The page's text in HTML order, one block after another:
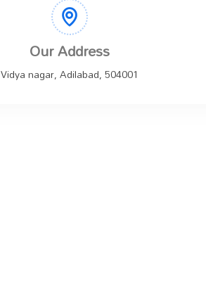
Our Address
Vidya nagar, Adilabad, 504001